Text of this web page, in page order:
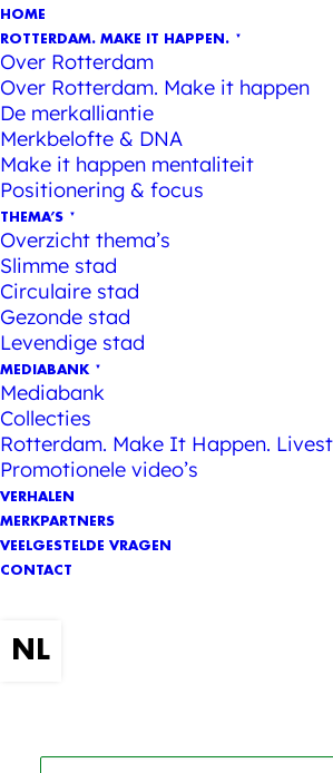
HOME
ROTTERDAM. MAKE IT HAPPEN.
Over Rotterdam
Over Rotterdam. Make it happen
De merkalliantie
Merkbelofte & DNA
Make it happen mentaliteit
Positionering & focus
THEMA’S
Overzicht thema’s
Slimme stad
Circulaire stad
Gezonde stad
Levendige stad
MEDIABANK
Mediabank
Collecties
Rotterdam. Make It Happen.
Promotionele video’s
VERHALEN
MERKPARTNERS
VEELGESTELDE VRAGEN
CONTACT